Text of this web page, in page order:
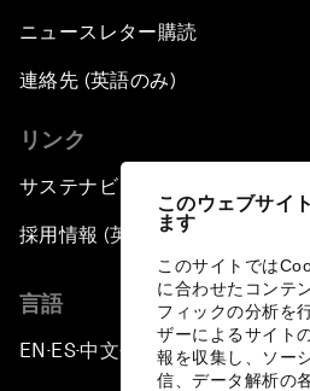
このウェブサイ
ます
このサイトでは
に合わせたコンテ
フィックの分析を
ザーによるサイト
報を収集し、ソー
信、データ解析の
ニュースレター購読
連絡先 (英語のみ)
リンク
サステナビリティへの取り組み
採用情報 (英語のみ)
言語
EN ▪ES▪中文▪ 日本語